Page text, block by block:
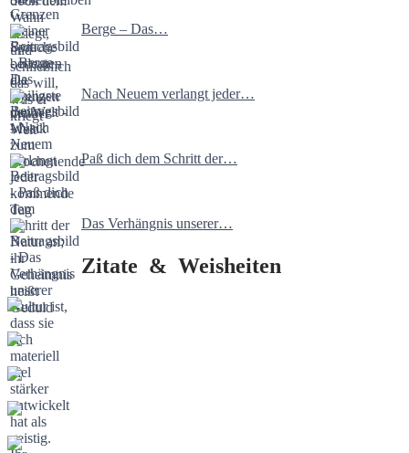
Berge – Das…
Nach Neuem verlangt jeder…
Paß dich dem Schritt der…
Das Verhängnis unserer…
Zitate & Weisheiten